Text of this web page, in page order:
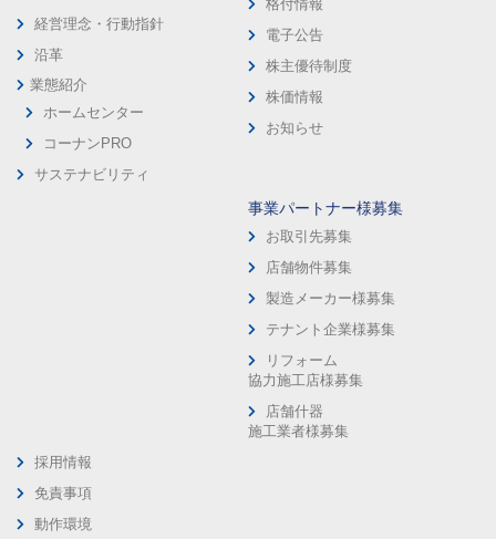
経営理念・行動指針
沿革
業態紹介
ホームセンター
コーナンPRO
サステナビリティ
格付情報
電子公告
株主優待制度
株価情報
お知らせ
事業パートナー様募集
お取引先募集
店舗物件募集
製造メーカー様募集
テナント企業様募集
リフォーム
協力施工店様募集
店舗什器
施工業者様募集
採用情報
免責事項
動作環境